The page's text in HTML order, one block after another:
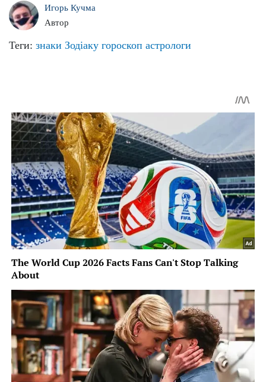
Игорь Кучма
Автор
Теги: знаки Зодіаку гороскоп астрологи